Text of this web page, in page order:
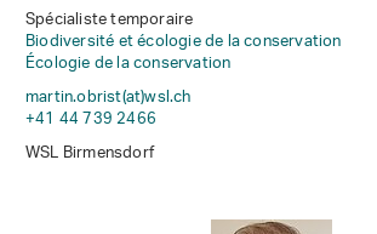
Spécialiste temporaire
Biodiversité et écologie de la conservation
Écologie de la conservation
martin.obrist(at)wsl.ch
+41 44 739 2466
WSL Birmensdorf